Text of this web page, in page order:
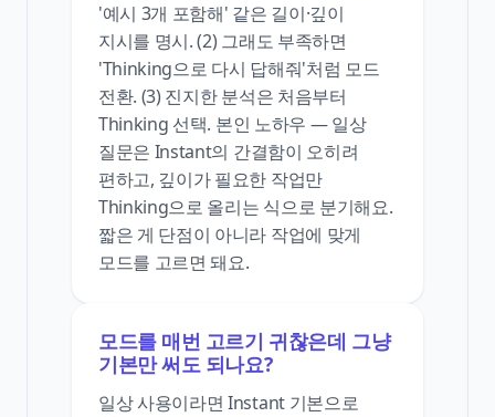
'예시 3개 포함해' 같은 길이·깊이
지시를 명시. (2) 그래도 부족하면
'Thinking으로 다시 답해줘'처럼 모드
전환. (3) 진지한 분석은 처음부터
Thinking 선택. 본인 노하우 — 일상
질문은 Instant의 간결함이 오히려
편하고, 깊이가 필요한 작업만
Thinking으로 올리는 식으로 분기해요.
짧은 게 단점이 아니라 작업에 맞게
모드를 고르면 돼요.
모드를 매번 고르기 귀찮은데 그냥
기본만 써도 되나요?
일상 사용이라면 Instant 기본으로